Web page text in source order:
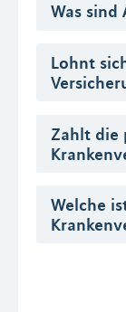
Was sind
Lohnt
Zahlt die
Welche